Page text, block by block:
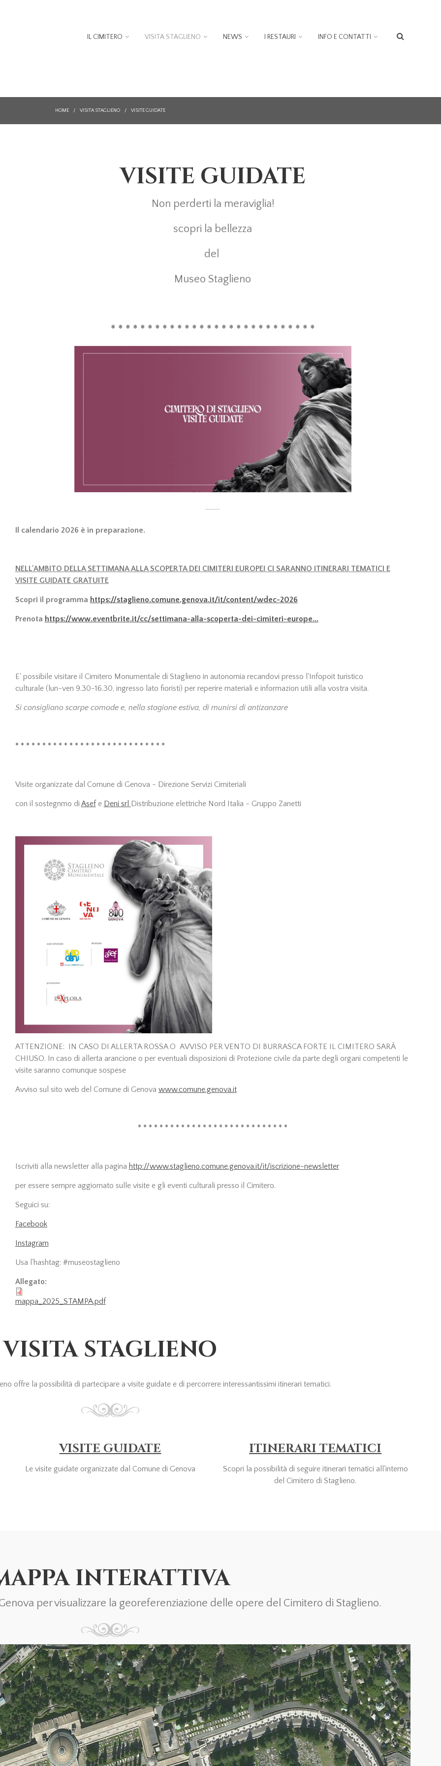
IL CIMITERO VISITA STAGLIENO NEWS I RESTAURI INFO E CONTATTI
HOME / VISITA STAGLIENO / VISITE GUIDATE
VISITE GUIDATE
Non perderti la meraviglia!
scopri la bellezza
del
Museo Staglieno
* * * * * * * * * * * * * * * * * * * * * * * * * * * *
Il calendario 2026 è in preparazione.
NELL'AMBITO DELLA SETTIMANA ALLA SCOPERTA DEI CIMITERI EUROPEI CI SARANNO ITINERARI TEMATICI E
VISITE GUIDATE GRATUITE
Scopri il programma https://staglieno.comune.genova.it/it/content/wdec-2026
Prenota https://www.eventbrite.it/cc/settimana-alla-scoperta-dei-cimiteri-europe...
E' possibile visitare il Cimitero Monumentale di Staglieno in autonomia recandovi presso l'Infopoit turistico
culturale (lun-ven 9.30-16.30, ingresso lato fioristi) per reperire materiali e informazion utili alla vostra visita.
Si consigliano scarpe comode e, nella stagione estiva, di munirsi di antizanzare
* * * * * * * * * * * * * * * * * * * * * * * * * * * *
Visite organizzate dal Comune di Genova - Direzione Servizi Cimiteriali
con il sostegnmo di Asefe Deni srl Distribuzione elettriche Nord Italia - Gruppo Zanetti
ATTENZIONE: IN CASO DI ALLERTA ROSSA O AVVISO PER VENTO DI BURRASCA FORTE IL CIMITERO SARÀ
CHIUSO. In caso di allerta arancione o per eventuali disposizioni di Protezione civile da parte degli organi competenti le
visite saranno comunque sospese
Avviso sul sito web del Comune di Genova www.comune.genova.it
* * * * * * * * * * * * * * * * * * * * * * * * * * * *
Iscriviti alla newsletter alla pagina http://www.staglieno.comune.genova.it/it/iscrizione-newsletter
per essere sempre aggiornato sulle visite e gli eventi culturali presso il Cimitero.
Seguici su:
Facebook
Instagram
Usa l'hashtag: #museostaglieno
Allegato:
mappa_2025_STAMPA.pdf
VISITA STAGLIENO
offre la possibilità di partecipare a visite guidate e di percorrere interessantissimi itinerari tematici.
VISITE GUIDATE
Le visite guidate organizzate dal Comune di Genova
ITINERARI TEMATICI
Scopri la possibilità di seguire itinerari tematici all'interno
del Cimitero di Staglieno.
INTERATTIVA
per visualizzare la georeferenziazione delle opere del Cimitero di Staglieno.